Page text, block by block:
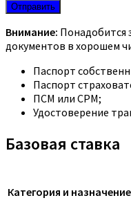
Отправить
Внимание: Понадобится
документов в хорошем
Паспорт
Паспорт
ПСМ или СРМ;
Удостоверение
Базовая ставка
Категория и